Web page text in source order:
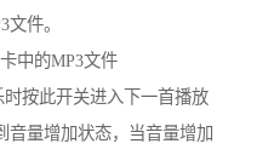
件。
中的MP3文件
按此开关进入下一首播放
量增加状态，当音量增加